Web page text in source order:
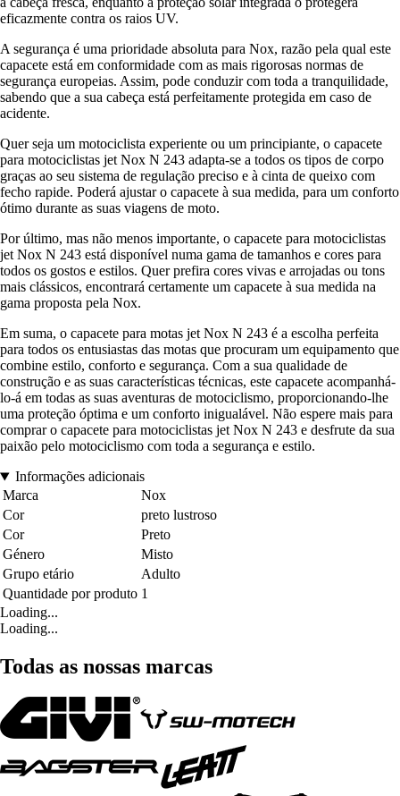
eficazmente contra os raios UV.
A segurança é uma prioridade absoluta para Nox, razão pela qual este
capacete está em conformidade com as mais rigorosas normas de
segurança europeias. Assim, pode conduzir com toda a tranquilidade,
sabendo que a sua cabeça está perfeitamente protegida em caso de
acidente.
Quer seja um motociclista experiente ou um principiante, o capacete
para motociclistas jet Nox N 243 adapta-se a todos os tipos de corpo
graças ao seu sistema de regulação preciso e à cinta de queixo com
fecho rapide. Poderá ajustar o capacete à sua medida, para um conforto
ótimo durante as suas viagens de moto.
Por último, mas não menos importante, o capacete para motociclistas
jet Nox N 243 está disponível numa gama de tamanhos e cores para
todos os gostos e estilos. Quer prefira cores vivas e arrojadas ou tons
mais clássicos, encontrará certamente um capacete à sua medida na
gama proposta pela Nox.
Em suma, o capacete para motas jet Nox N 243 é a escolha perfeita
para todos os entusiastas das motas que procuram um equipamento que
combine estilo, conforto e segurança. Com a sua qualidade de
construção e as suas características técnicas, este capacete acompanhá-
lo-á em todas as suas aventuras de motociclismo, proporcionando-lhe
uma proteção óptima e um conforto inigualável. Não espere mais para
comprar o capacete para motociclistas jet Nox N 243 e desfrute da sua
paixão pelo motociclismo com toda a segurança e estilo.
Informações adicionais
Marca
Nox
Cor
preto lustroso
Cor
Preto
Género
Misto
Grupo etário
Adulto
Quantidade por produto 1
Loading...
Loading...
Todas as nossas marcas